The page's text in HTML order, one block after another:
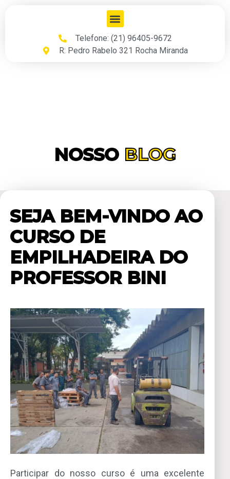
Telefone: (21) 96405-9672
R: Pedro Rabelo 321 Rocha Miranda
NOSSOBLOG
SEJA BEM-VINDO AO
CURSO DE
EMPILHADEIRA DO
PROFESSOR BINI
Participar do nosso curso é uma excelente